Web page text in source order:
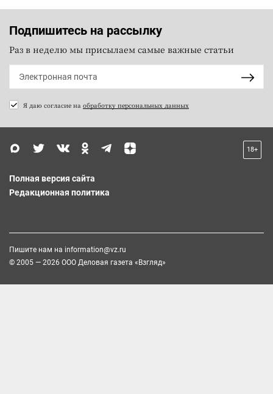
Подпишитесь на рассылку
Раз в неделю мы присылаем самые важные статьи
Я даю согласие на обработку персональных данных
18+
Полная версия сайта
Редакционная политика
Пишите нам на information@vz.ru
© 2005 — 2026 ООО Деловая газета «Взгляд»